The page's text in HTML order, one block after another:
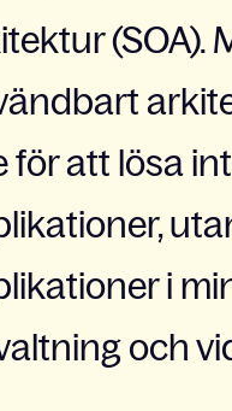
(SOA).
för att lösa
i
och